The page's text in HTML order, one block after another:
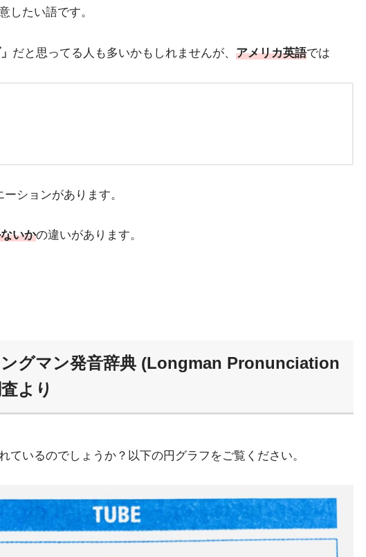
したい語です。
だと思ってる人も多いかもしれませんが、 アメリカ英語では
ションがあります。
いかの違いがあります。
グマン発音辞典 (Longman Pronunciation
より
ているのでしょうか？以下の円グラフをご覧ください。